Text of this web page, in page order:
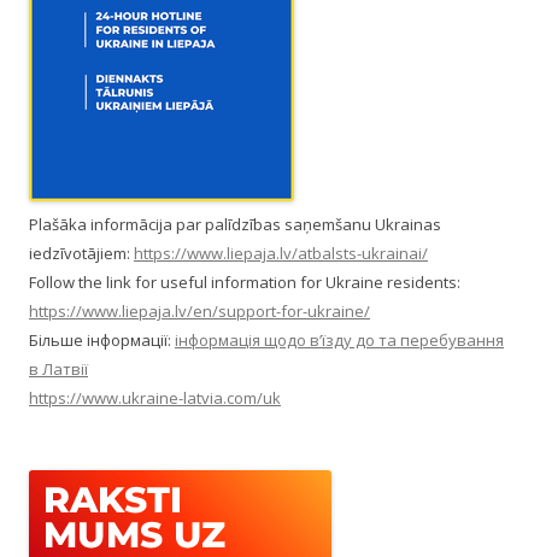
Plašāka informācija par palīdzības saņemšanu Ukrainas
iedzīvotājiem: https://www.liepaja.lv/atbalsts-ukrainai/
Follow the link for useful information for Ukraine residents:
https://www.liepaja.lv/en/support-for-ukraine/
Більше інформації: інформація щодо в’їзду до та перебування
в Латвії
https://www.ukraine-latvia.com/uk